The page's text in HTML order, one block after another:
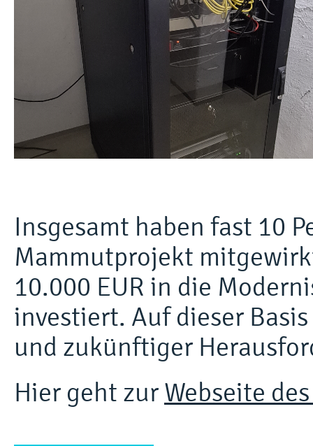
Insgesamt haben fast 10
Mammutprojekt
10.000 EUR in die
investiert. Auf dieser
und zukünftiger
Hier geht zur Webseite